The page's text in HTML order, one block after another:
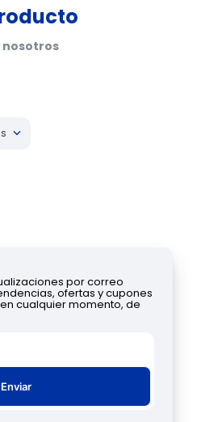
por correo
ofertas y cupones
cualquier momento, de
Enviar